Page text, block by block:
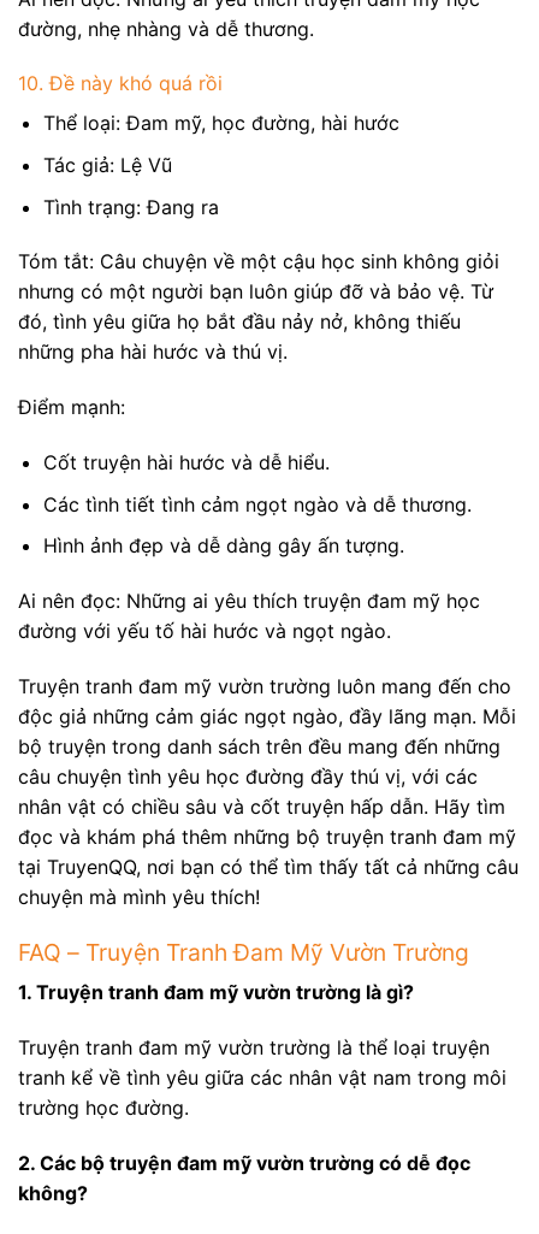
đường, nhẹ nhàng và dễ thương.
10. Đề này khó quá rồi
Thể loại: Đam mỹ, học đường, hài hước
Tác giả: Lệ Vũ
Tình trạng: Đang ra
Tóm tắt: Câu chuyện về một cậu học sinh không giỏi
nhưng có một người bạn luôn giúp đỡ và bảo vệ. Từ
đó, tình yêu giữa họ bắt đầu nảy nở, không thiếu
những pha hài hước và thú vị.
Điểm mạnh:
Cốt truyện hài hước và dễ hiểu.
Các tình tiết tình cảm ngọt ngào và dễ thương.
Hình ảnh đẹp và dễ dàng gây ấn tượng.
Ai nên đọc: Những ai yêu thích truyện đam mỹ học
đường với yếu tố hài hước và ngọt ngào.
Truyện tranh đam mỹ vườn trường luôn mang đến cho
độc giả những cảm giác ngọt ngào, đầy lãng mạn. Mỗi
bộ truyện trong danh sách trên đều mang đến những
câu chuyện tình yêu học đường đầy thú vị, với các
nhân vật có chiều sâu và cốt truyện hấp dẫn. Hãy tìm
đọc và khám phá thêm những bộ truyện tranh đam mỹ
tại TruyenQQ, nơi bạn có thể tìm thấy tất cả những câu
chuyện mà mình yêu thích!
FAQ – Truyện Tranh Đam Mỹ Vườn Trường
1. Truyện tranh đam mỹ vườn trường là gì?
Truyện tranh đam mỹ vườn trường là thể loại truyện
tranh kể về tình yêu giữa các nhân vật nam trong môi
trường học đường.
2. Các bộ truyện đam mỹ vườn trường có dễ đọc
không?